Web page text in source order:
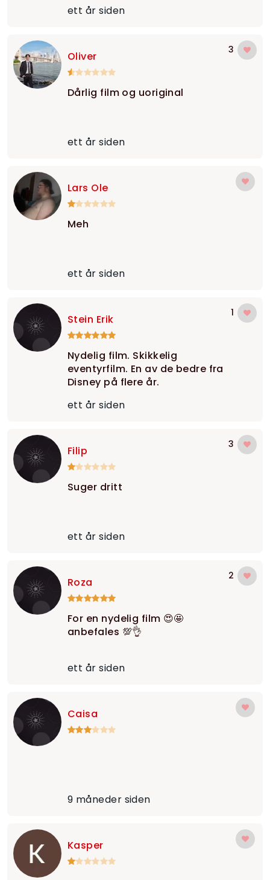
ett år siden
Oliver
Dårlig film og uoriginal
ett år siden
3
Lars Ole
Meh
ett år siden
Stein Erik
Nydelig film. Skikkelig
eventyrfilm. En av de bedre fra
Disney på flere år.
ett år siden
1
Filip
Suger dritt
ett år siden
3
Roza
For en nydelig film 😍🤩
anbefales 💯👌
ett år siden
2
Caisa
9 måneder siden
Kasper